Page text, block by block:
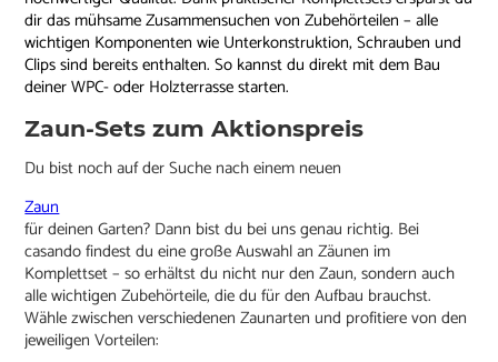
dir das mühsame Zusammensuchen von Zubehörteilen – alle
wichtigen Komponenten wie Unterkonstruktion, Schrauben und
Clips sind bereits enthalten. So kannst du direkt mit dem Bau
deiner WPC- oder Holzterrasse starten.
Zaun-Sets zum Aktionspreis
Du bist noch auf der Suche nach einem neuen
Zaun
für deinen Garten? Dann bist du bei uns genau richtig. Bei
casando findest du eine große Auswahl an Zäunen im
Komplettset – so erhältst du nicht nur den Zaun, sondern auch
alle wichtigen Zubehörteile, die du für den Aufbau brauchst.
Wähle zwischen verschiedenen Zaunarten und profitiere von den
jeweiligen Vorteilen: